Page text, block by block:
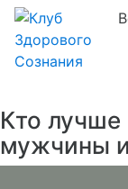
Кто
мужчины